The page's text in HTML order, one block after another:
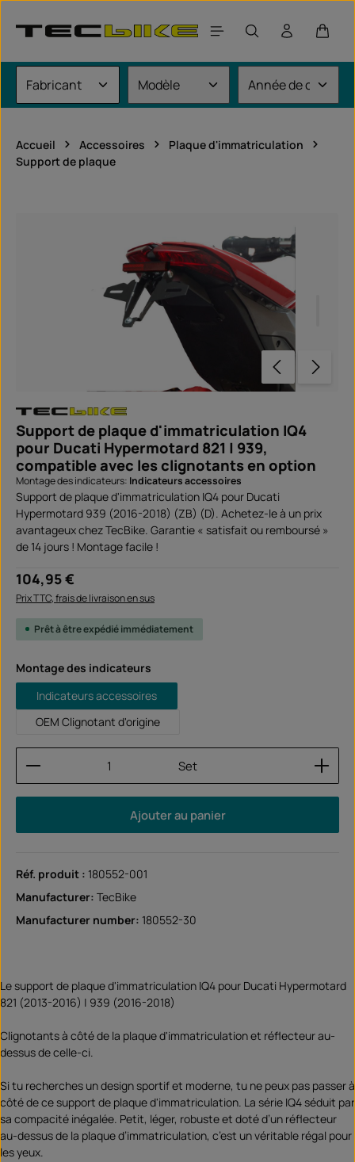
Le
Accueil Accessoires
Plaque d'immatriculation
Support de plaque
Support de plaque d'immatriculation IQ4
pour Ducati Hypermotard 821 | 939,
compatible avec les clignotants en option
Montage des indicateurs: Indicateurs accessoires
Support de plaque d'immatriculation IQ4 pour Ducati
Hypermotard 939 (2016-2018) (ZB) (D). Achetez-le à un prix
avantageux chez TecBike. Garantie « satisfait ou remboursé »
de 14 jours ! Montage facile !
Prix régulier :
104,95 €
Prix TTC, frais de livraison en sus
Prêt à être expédié immédiatement
Sélectionnez
Montage des indicateurs
Indicateurs accessoires
OEM Clignotant d'origine
Quantité de produit : Entrez la quantité
Set
Ajouter au panier
Réf. produit : 180552-001
Manufacturer: TecBike
Manufacturer number: 180552-30
Le support de plaque d'immatriculation IQ4 pour Ducati Hypermotard
821 (2013-2016) | 939 (2016-2018)
Clignotants à côté de la plaque d'immatriculation et réflecteur au-
dessus de celle-ci.
Si tu recherches un design sportif et moderne, tu ne peux pas passer à
côté de ce support de plaque d'immatriculation. La série IQ4 séduit par
sa compacité inégalée. Petit, léger, robuste et doté d’un réflecteur
au-dessus de la plaque d’immatriculation, c’est un véritable régal pour
les yeux.